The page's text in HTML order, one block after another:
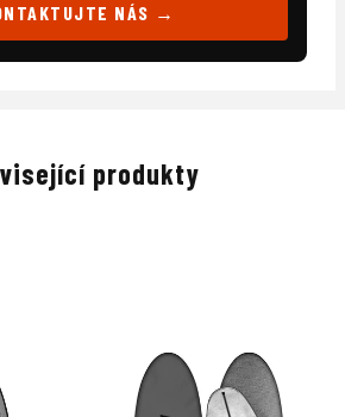
NÁS →
produkty